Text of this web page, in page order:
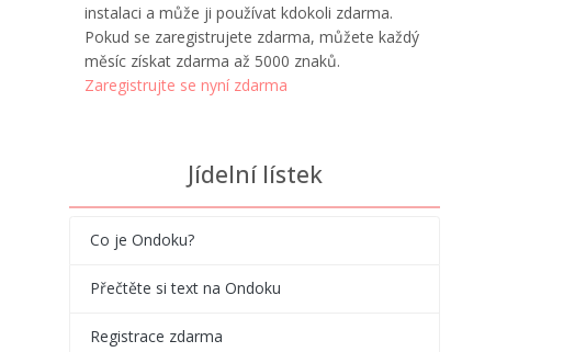
instalaci a může ji používat kdokoli zdarma.
Pokud se zaregistrujete zdarma, můžete každý
měsíc získat zdarma až 5000 znaků.
Zaregistrujte se nyní zdarma
Jídelní lístek
Co je Ondoku?
Přečtěte si text na Ondoku
Registrace zdarma